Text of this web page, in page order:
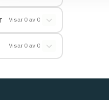
Visar 0 av 0
Visar 0 av 0